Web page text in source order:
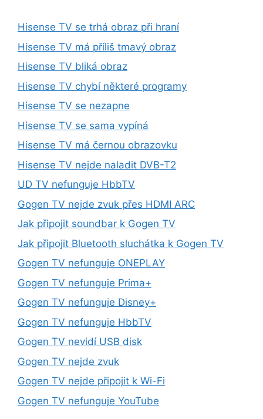
Hisense TV se trhá obraz při hraní
Hisense TV má příliš tmavý obraz
Hisense TV bliká obraz
Hisense TV chybí některé programy
Hisense TV se nezapne
Hisense TV se sama vypíná
Hisense TV má černou obrazovku
Hisense TV nejde naladit DVB-T2
UD TV nefunguje HbbTV
Gogen TV nejde zvuk přes HDMI ARC
Jak připojit soundbar k Gogen TV
Jak připojit Bluetooth sluchátka k Gogen TV
Gogen TV nefunguje ONEPLAY
Gogen TV nefunguje Prima+
Gogen TV nefunguje Disney+
Gogen TV nefunguje HbbTV
Gogen TV nevidí USB disk
Gogen TV nejde zvuk
Gogen TV nejde připojit k Wi-Fi
Gogen TV nefunguje YouTube